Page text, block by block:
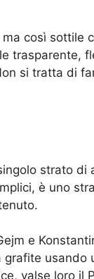
così sottile
trasparente,
si tratta di
strato di
è uno
e
grafite usando
valse loro il